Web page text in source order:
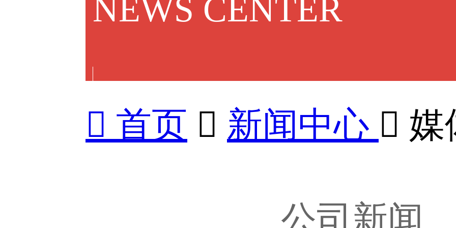
NEWS CENTER
 首页  新闻中心  媒
公司新闻